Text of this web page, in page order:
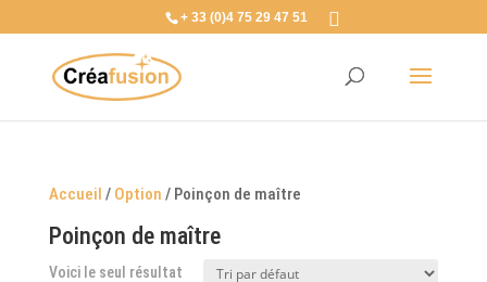
+ 33 (0)4 75 29 47 51
Accueil / Option / Poinçon de maître
Poinçon de maître
Voici le seul résultat